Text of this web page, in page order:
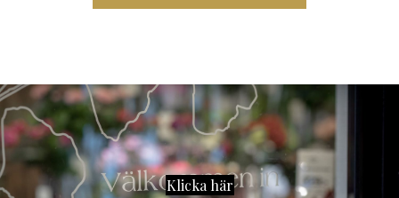
Klicka här